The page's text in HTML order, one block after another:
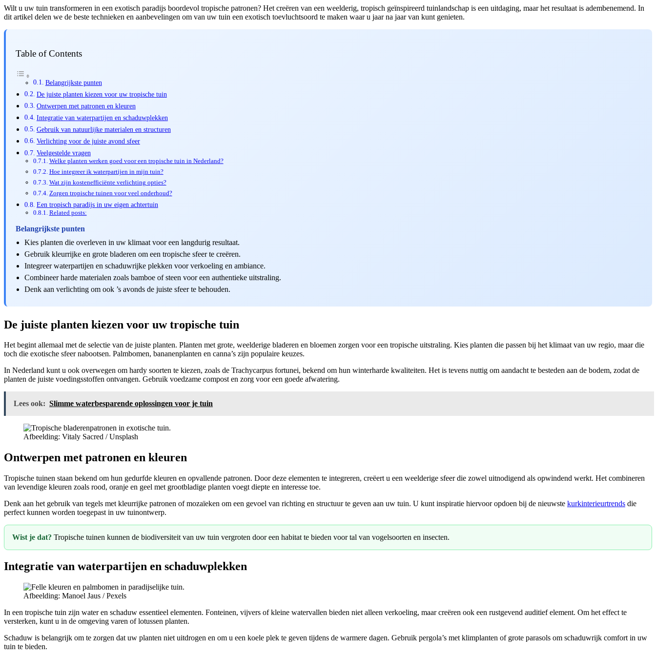
Wilt u uw tuin transformeren in een exotisch paradijs boordevol tropische patronen? Het creëren van een weelderig, tropisch geïnspireerd tuinlandschap is een uitdaging, maar het resultaat is adembenemend. In
dit artikel delen we de beste technieken en aanbevelingen om van uw tuin een exotisch toevluchtsoord te maken waar u jaar na jaar van kunt genieten.
Table of Contents
Belangrijkste punten
De juiste planten kiezen voor uw tropische tuin
Ontwerpen met patronen en kleuren
Integratie van waterpartijen en schaduwplekken
Gebruik van natuurlijke materialen en structuren
Verlichting voor de juiste avond sfeer
Veelgestelde vragen
Welke planten werken goed voor een tropische tuin in Nederland?
Hoe integreer ik waterpartijen in mijn tuin?
Wat zijn kostenefficiënte verlichting opties?
Zorgen tropische tuinen voor veel onderhoud?
Een tropisch paradijs in uw eigen achtertuin
Related posts:
Belangrijkste punten
Kies planten die overleven in uw klimaat voor een langdurig resultaat.
Gebruik kleurrijke en grote bladeren om een tropische sfeer te creëren.
Integreer waterpartijen en schaduwrijke plekken voor verkoeling en ambiance.
Combineer harde materialen zoals bamboe of steen voor een authentieke uitstraling.
Denk aan verlichting om ook ’s avonds de juiste sfeer te behouden.
De juiste planten kiezen voor uw tropische tuin
Het begint allemaal met de selectie van de juiste planten. Planten met grote, weelderige bladeren en bloemen zorgen voor een tropische uitstraling. Kies planten die passen bij het klimaat van uw regio, maar die
toch die exotische sfeer nabootsen. Palmbomen, bananenplanten en canna’s zijn populaire keuzes.
In Nederland kunt u ook overwegen om hardy soorten te kiezen, zoals de Trachycarpus fortunei, bekend om hun winterharde kwaliteiten. Het is tevens nuttig om aandacht te besteden aan de bodem, zodat de
planten de juiste voedingsstoffen ontvangen. Gebruik voedzame compost en zorg voor een goede afwatering.
Lees ook: Slimme waterbesparende oplossingen voor je tuin
Afbeelding: Vitaly Sacred / Unsplash
Ontwerpen met patronen en kleuren
Tropische tuinen staan bekend om hun gedurfde kleuren en opvallende patronen. Door deze elementen te integreren, creëert u een weelderige sfeer die zowel uitnodigend als opwindend werkt. Het combineren
van levendige kleuren zoals rood, oranje en geel met grootbladige planten voegt diepte en interesse toe.
Denk aan het gebruik van tegels met kleurrijke patronen of mozaïeken om een gevoel van richting en structuur te geven aan uw tuin. U kunt inspiratie hiervoor opdoen bij de nieuwste kurkinterieurtrends die
perfect kunnen worden toegepast in uw tuinontwerp.
Wist je dat? Tropische tuinen kunnen de biodiversiteit van uw tuin vergroten door een habitat te bieden voor tal van vogelsoorten en insecten.
Integratie van waterpartijen en schaduwplekken
Afbeelding: Manoel Jaus / Pexels
In een tropische tuin zijn water en schaduw essentieel elementen. Fonteinen, vijvers of kleine watervallen bieden niet alleen verkoeling, maar creëren ook een rustgevend auditief element. Om het effect te
versterken, kunt u in de omgeving varen of lotussen planten.
Schaduw is belangrijk om te zorgen dat uw planten niet uitdrogen en om u een koele plek te geven tijdens de warmere dagen. Gebruik pergola’s met klimplanten of grote parasols om schaduwrijk comfort in uw
tuin te bieden.